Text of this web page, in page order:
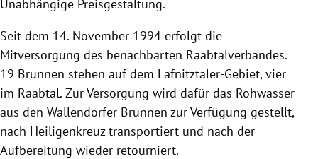
Unabhängige Preisgestaltung.
Seit dem 14. November 1994 erfolgt die
Mitversorgung des benachbarten Raabtalverbandes.
19 Brunnen stehen auf dem Lafnitztaler-Gebiet, vier
im Raabtal. Zur Versorgung wird dafür das Rohwasser
aus den Wallendorfer Brunnen zur Verfügung gestellt,
nach Heiligenkreuz transportiert und nach der
Aufbereitung wieder retourniert.